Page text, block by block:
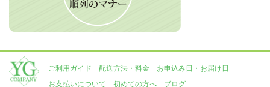
ご利用ガイド 配送方法・料金
お申込み日・お届け日
お支払いについて
初めての方へ ブログ